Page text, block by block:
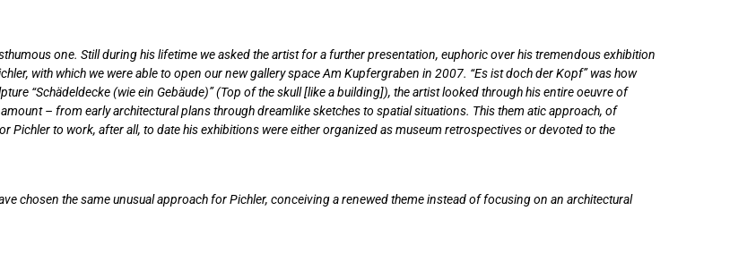
one. Still during his lifetime we asked the artist for a further presentation, euphoric over his tremendous exhibition
with which we were able to open our new gallery space Am Kupfergraben in 2007. “Es ist doch der Kopf” was how
“Schädeldecke (wie ein Gebäude)” (Top of the skull [like a building]), the artist looked through his entire oeuvre of
– from early architectural plans through dreamlike sketches to spatial situations. This them atic approach, of
Pichler to work, after all, to date his exhibitions were either organized as museum retrospectives or devoted to the
chosen the same unusual approach for Pichler, conceiving a renewed theme instead of focusing on an architectural